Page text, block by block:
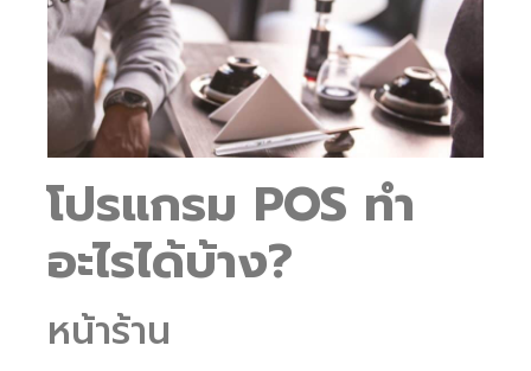
โปรแกรม POS ทำ
อะไรได้บ้าง?
หน้าร้าน